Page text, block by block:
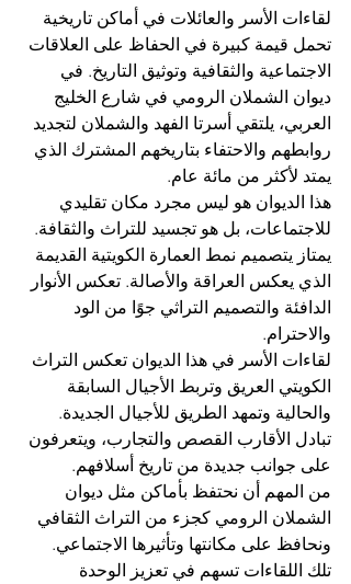
لقاءات الأسر والعائلات في أماكن تاريخية
تحمل قيمة كبيرة في الحفاظ على العلاقات
الاجتماعية والثقافية وتوثيق التاريخ. في
ديوان الشملان الرومي في شارع الخليج
العربي، يلتقي أسرتا الفهد والشملان لتجديد
روابطهم والاحتفاء بتاريخهم المشترك الذي
يمتد لأكثر من مائة عام.
هذا الديوان هو ليس مجرد مكان تقليدي
للاجتماعات، بل هو تجسيد للتراث والثقافة.
يمتاز يتصميم نمط العمارة الكويتية القديمة
الذي يعكس العراقة والأصالة. تعكس الأنوار
الدافئة والتصميم التراثي جوًا من الود
والاحترام.
لقاءات الأسر في هذا الديوان تعكس التراث
الكويتي العريق وتربط الأجيال السابقة
والحالية وتمهد الطريق للأجيال الجديدة.
تبادل الأقارب القصص والتجارب، ويتعرفون
على جوانب جديدة من تاريخ أسلافهم.
من المهم أن نحتفظ بأماكن مثل ديوان
الشملان الرومي كجزء من التراث الثقافي
ونحافظ على مكانتها وتأثيرها الاجتماعي.
تلك اللقاءات تسهم في تعزيز الوحدة